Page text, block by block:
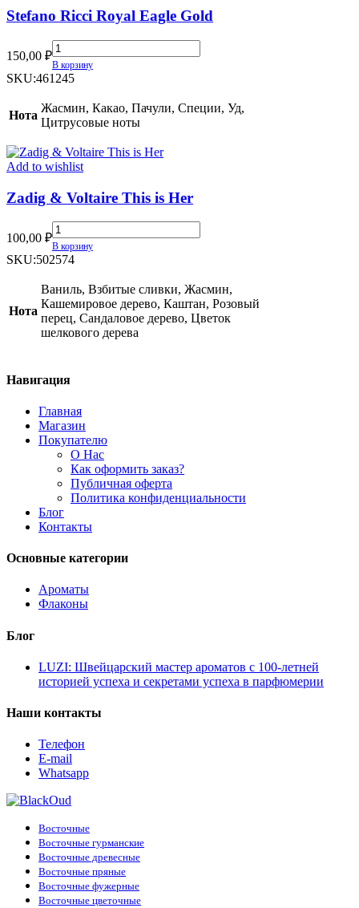
Stefano Ricci Royal Eagle Gold
150,00 ₽
Stefano
Ricci
Royal
Gold
quantity
В корзину
SKU:461245
Нота
Жасмин, Какао, Пачули, Специи, Уд,
Цитрусовые ноты
Add to wishlist
Zadig & Voltaire This is Her
100,00 ₽
Zadig
&
Voltaire
is
Her
quantity
В корзину
SKU:502574
Нота
Ваниль, Взбитые сливки, Жасмин,
Кашемировое дерево, Каштан, Розовый
перец, Сандаловое дерево, Цветок
шелкового дерева
Навигация
Главная
Магазин
Покупателю
О Нас
Как оформить заказ?
Публичная оферта
Политика конфиденциальности
Блог
Контакты
Основные категории
Ароматы
Флаконы
Блог
LUZI: Швейцарский мастер ароматов с 100-летней
историей успеха и секретами успеха в парфюмерии
Наши контакты
Телефон
E-mail
Whatsapp
Восточные
Восточные гурманские
Восточные древесные
Восточные пряные
Восточные фужерные
Восточные цветочные